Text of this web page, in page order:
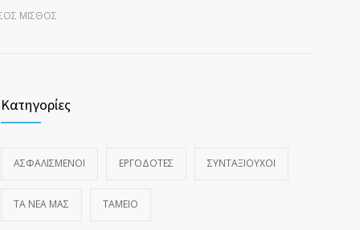
ΜΙΣΘΌΣ
Κατηγορίες
ΑΣΦΑΛΙΣΜΕΝΟΙ ΕΡΓΟΔΟΤΕΣ ΣΥΝΤΑΞΙΟΥΧΟΙ
ΤΑ ΝΈΑ ΜΑΣ ΤΑΜΕΙΟ